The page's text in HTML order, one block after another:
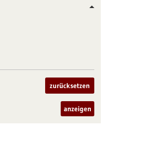
zurücksetzen
anzeigen